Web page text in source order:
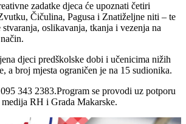
zadatke djeca će upoznati četiri
Čičulina, Pagusa i Znatiželjne niti – te
oslikavanja, tkanja i vezenja na
djeci predškolske dobi i učenicima nižih
a broj mjesta ograničen je na 15 sudionika.
343 2383.Program se provodi uz potporu
RH i Grada Makarske.